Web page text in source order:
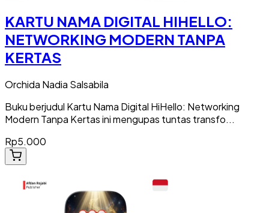
KARTU NAMA DIGITAL HIHELLO:
NETWORKING MODERN TANPA
KERTAS
Orchida Nadia Salsabila
Buku berjudul Kartu Nama Digital HiHello: Networking
Modern Tanpa Kertas ini mengupas tuntas transfo...
Rp5.000